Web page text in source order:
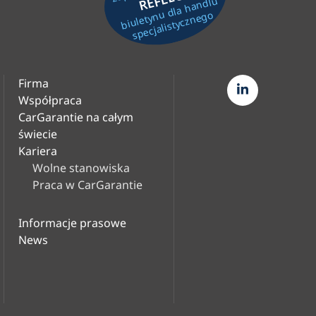
biuletynu dla handlu
specjalistycznego
Firma
Współpraca
CarGarantie na całym
świecie
Kariera
Wolne stanowiska
Praca w CarGarantie
Informacje prasowe
News